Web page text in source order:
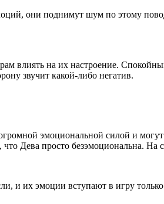
они поднимут шум по этому
влиять на их настроение.
звучит какой-либо негатив.
эмоциональной силой и
Дева просто безэмоциональна.
и их эмоции вступают в игру